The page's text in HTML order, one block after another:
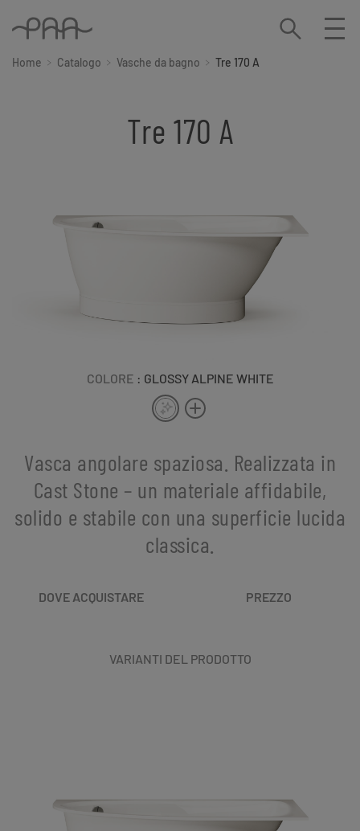
Home Catalogo Vasche da bagno Tre 170 A
Tre 170 A
COLORE : GLOSSY ALPINE WHITE
Vasca angolare spaziosa. Realizzata in
Cast Stone – un materiale affidabile,
solido e stabile con una superficie lucida
classica.
DOVE ACQUISTARE PREZZO
VARIANTI DEL PRODOTTO